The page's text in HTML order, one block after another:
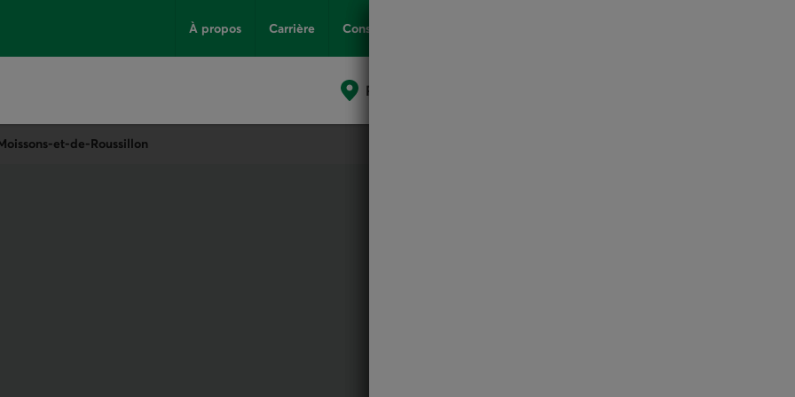
À propos Carrière Conseils
Points de service
et-de-Roussillon